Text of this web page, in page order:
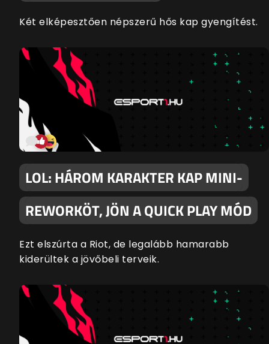
Két elképesztően népszerű hős kap gyengítést.
LOL: HÁROM KARAKTER KAP MINI-
REWORKÖT, JÖN A QUICK PLAY MÓD
Ezt elszúrta a Riot, de legalább hamarabb
kiderültek a jövőbeli terveik.